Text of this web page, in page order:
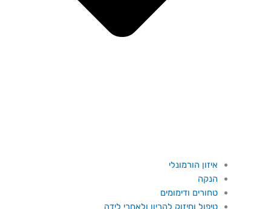
איזון הורמונלי
הנקה
טחורים ודימומים
טיפול וחיזוק להריון ולאחרי לידה